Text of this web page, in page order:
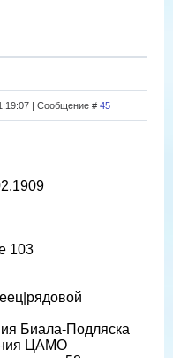
| Сообщение # 45
103
Биала-Подляска
ЦАМО